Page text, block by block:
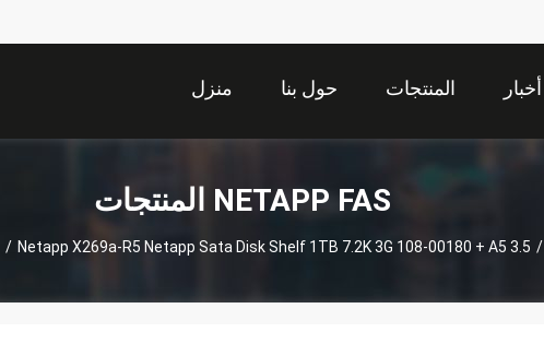
منزل حول بنا المنتجات أخبار
NETAPP FAS المنتجات
/
/ Netapp X269a-R5 Netapp Sata Disk Shelf 1TB 7.2K 3G 108-00180 + A5 3.5 "